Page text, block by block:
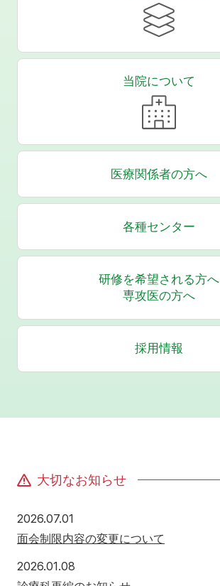
当院について
医療関係者の方へ
各種センター
研修を希望される方へ
専攻医の方へ
採用情報
大切なお知らせ
2026.07.01
面会制限内容の変更について
2026.01.08